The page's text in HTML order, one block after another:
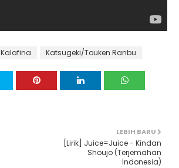
Kalafina Katsugeki/Touken Ranbu
LEBIH BARU
[Lirik] Juice=Juice - Kindan
Shoujo (Terjemahan
Indonesia)